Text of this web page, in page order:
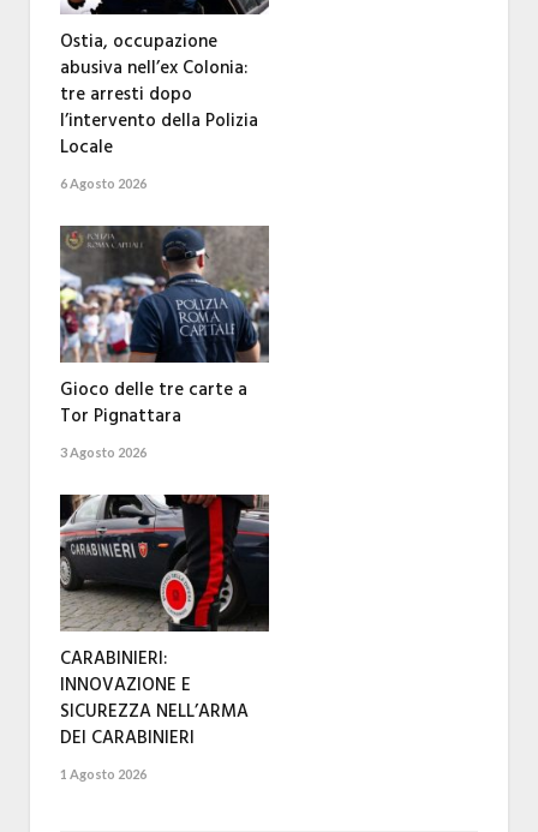
Ostia, occupazione
abusiva nell’ex Colonia:
tre arresti dopo
l’intervento della Polizia
Locale
6 Agosto 2026
Gioco delle tre carte a
Tor Pignattara
3 Agosto 2026
CARABINIERI:
INNOVAZIONE E
SICUREZZA NELL’ARMA
DEI CARABINIERI
1 Agosto 2026